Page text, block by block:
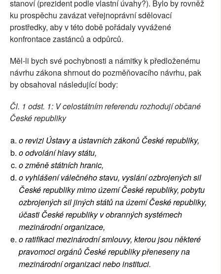
stanoví (prezident podle vlastní úvahy?). Bylo by rovněž
ku prospěchu zavázat veřejnoprávní sdělovací
prostředky, aby v této době pořádaly vyvážené
konfrontace zastánců a odpůrců.
Měl-li bych své pochybnosti a námitky k předloženému
návrhu zákona shrnout do pozměňovacího návrhu, pak
by obsahoval následující body:
Čl. 1 odst. 1: V celostátním referendu rozhodují občané
České republiky
o revizi Ústavy a ústavních zákonů České republiky,
o odvolání hlavy státu,
o změně státních hranic,
o vyhlášení válečného stavu, vyslání ozbrojených sil
České republiky mimo území České republiky, pobytu
ozbrojených sil jiných států na území České republiky,
účasti České republiky v obranných systémech
mezinárodní organizace,
o ratifikaci mezinárodní smlouvy, kterou jsou některé
pravomoci orgánů České republiky přeneseny na
mezinárodní organizaci nebo instituci.